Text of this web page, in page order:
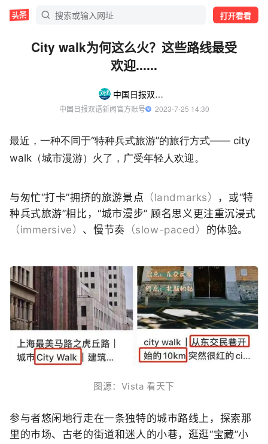
打开看看
City walk为何这么火？这些路线最受
欢迎......
中国日报双语新闻
中国日报双语新闻官方账号
  2023-7-25 14:30
最近，一种不同于“特种兵式旅游”的旅行方式—— city
walk（城市漫游）火了，广受年轻人欢迎。
与匆忙“打卡”拥挤的旅游景点 （landmarks） ， 或“特
种兵式旅游”相比，“城市漫步” 顾名思义更注重沉浸式
（immersive） 、 慢节奏 （slow-paced） 的体验。
图源：Vista 看天下
参与者悠闲地行走在一条独特的城市路线上， 探索那
里的市场、 古老的街道和迷人的小巷， 逛逛“宝藏”小